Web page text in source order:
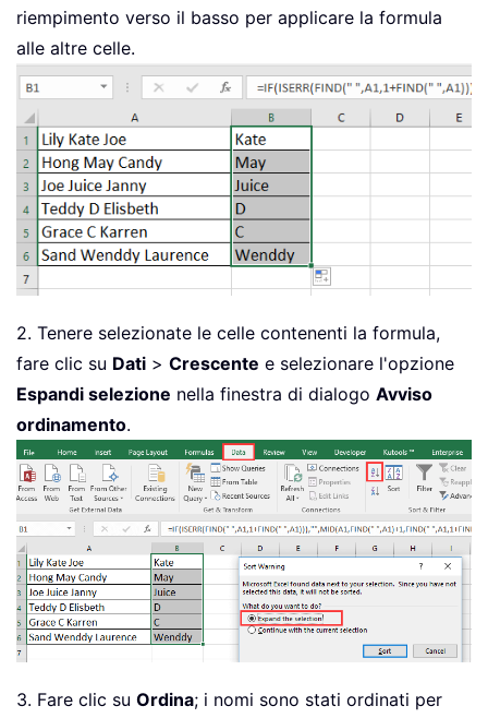
riempimento verso il basso per applicare la formula
alle altre celle.
2. Tenere selezionate le celle contenenti la formula,
fare clic su Dati > Crescente e selezionare l'opzione
Espandi selezione nella finestra di dialogo Avviso
ordinamento.
3. Fare clic su Ordina; i nomi sono stati ordinati per